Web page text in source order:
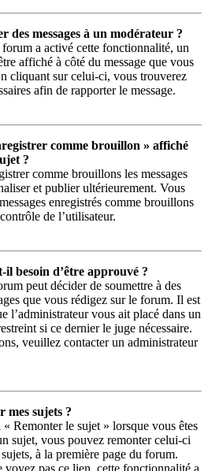
des messages à un modérateur ?
a activé cette fonctionnalité, un
affiché à côté du message que vous
cliquant sur celui-ci, vous trouverez
afin de rapporter le message.
comme brouillon » affiché
?
comme brouillons les messages
et publier ultérieurement. Vous
enregistrés comme brouillons
de l’utilisateur.
il besoin d’être approuvé ?
peut décider de soumettre à des
que vous rédigez sur le forum. Il est
l’administrateur vous ait placé dans un
si ce dernier le juge nécessaire.
veuillez contacter un administrateur
mes sujets ?
Remonter le sujet » lorsque vous êtes
sujet, vous pouvez remonter celui-ci
à la première page du forum.
voyez pas ce lien, cette fonctionnalité a